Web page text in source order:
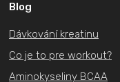
Blog
Dávkování kreatinu
Co je to pre workout?
Aminokyseliny BCAA